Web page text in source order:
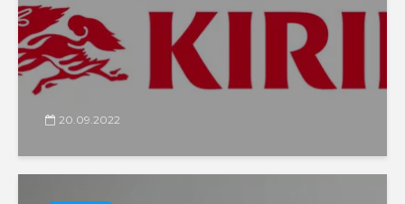
20.09.2022